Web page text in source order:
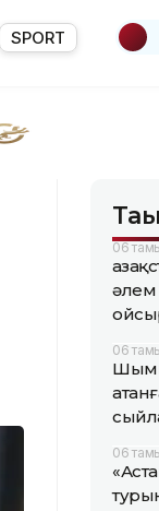
SPORT
06
әлем
06
06